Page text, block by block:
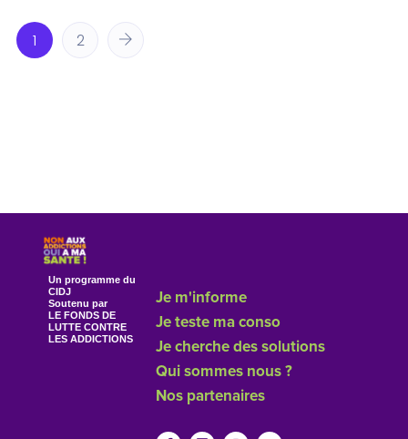
1 2
Un programme du
CIDJ
Soutenu par
LE FONDS DE
LUTTE CONTRE
LES ADDICTIONS
Je m'informe
Je teste ma conso
Je cherche des solutions
Qui sommes nous ?
Nos partenaires